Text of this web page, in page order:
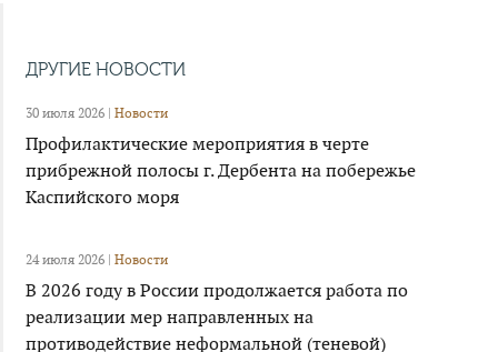
ДРУГИЕ НОВОСТИ
30 июля 2026 | Новости
Профилактические мероприятия в черте
прибрежной полосы г. Дербента на побережье
Каспийского моря
24 июля 2026 | Новости
В 2026 году в России продолжается работа по
реализации мер направленных на
противодействие неформальной (теневой)